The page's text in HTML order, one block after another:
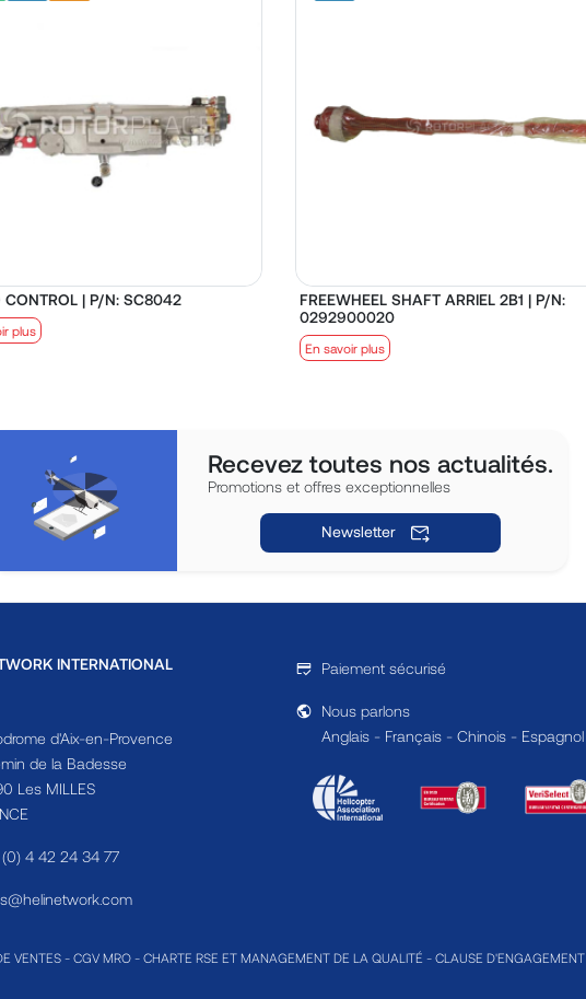
CONTROL | P/N: SC8042
plus
FREEWHEEL SHAFT ARRIEL 2B1 | P/N:
0292900020
En savoir plus
Recevez toutes nos actualités.
Promotions et offres exceptionnelles
Newsletter
INTERNATIONAL
d'Aix-en-Provence
de la Badesse
Les MILLES
(0) 4 42 24 34 77
Paiement sécurisé
Nous parlons
Anglais - Français - Chinois - Espagnol
VENTES - CGV MRO - CHARTE RSE ET MANAGEMENT DE LA QUALITÉ - CLAUSE D'ENGAGEMENT